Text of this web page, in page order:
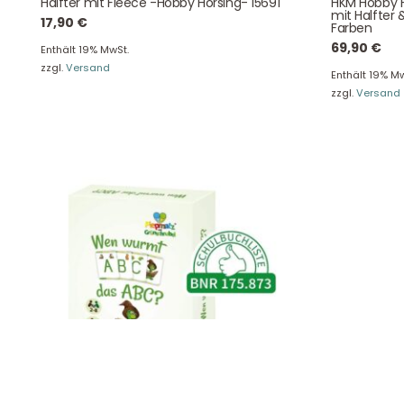
17,90 €
Enthält 19% MwSt.
zzgl.Versand
mit Halfter
Farben
69,90 €
Enthält 19%
zzgl.Versand
Tel: +49 2129 5654742
Datenschutz